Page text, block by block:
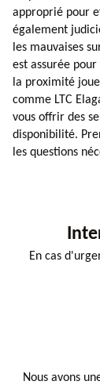
approprié pour
également
les mauvaises
est assurée
la proximité
comme LTC
vous offrir des
disponibilité.
les questions
En cas
Nous avons